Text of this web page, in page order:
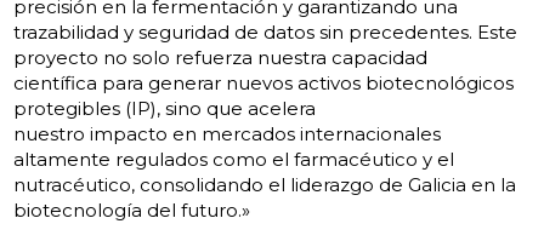
precisión en la fermentación y garantizando una
trazabilidad y seguridad de datos sin precedentes. Este
proyecto no solo refuerza nuestra capacidad
científica para generar nuevos activos biotecnológicos
protegibles (IP), sino que acelera
nuestro impacto en mercados internacionales
altamente regulados como el farmacéutico y el
nutracéutico, consolidando el liderazgo de Galicia en la
biotecnología del futuro.»